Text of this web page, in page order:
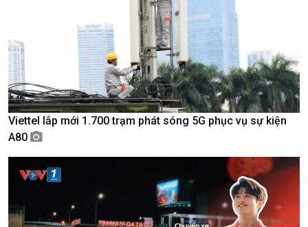
Quốc hội với cử tri
Xây dựng đảng
Đảng trong cuộc sống
Nhận diện sự thật
Pháp luật và đời sống
Vấn đề quốc tế
Hồ sơ sự kiện quốc tế
Thế giới & Việt Nam
Biên cương - Một dải vững
bền
Tin Kinh tế
Trước giờ mở cửa
Dòng chảy Kinh tế
Sức sống hàng Việt
Tin Nông nghiệp & Biển
đảo
Mùa vàng
Biển đảo Việt Nam
Viettel lắp mới 1.700 trạm phát sóng 5G phục vụ sự kiện
A80